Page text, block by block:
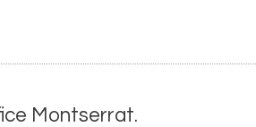
Montserrat.